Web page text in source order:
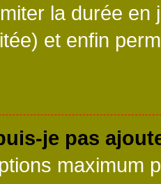
la durée
et enfin
je pas
maximum